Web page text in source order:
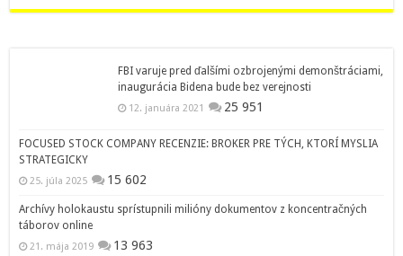
FBI varuje pred ďalšími ozbrojenými demonštráciami,
inaugurácia Bidena bude bez verejnosti
12. januára 2021 25 951
FOCUSED STOCK COMPANY RECENZIE: BROKER PRE TÝCH, KTORÍ MYSLIA
STRATEGICKY
25. júla 2025 15 602
Archívy holokaustu sprístupnili milióny dokumentov z koncentračných
táborov online
21. mája 2019 13 963